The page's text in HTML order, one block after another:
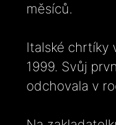
měsíců.
Italské chrtíky
1999. Svůj
odchovala v